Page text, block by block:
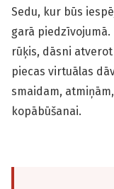
Sedu, kur būs
garā
rūķis, dāsni
piecas virtuālas
smaidam,
kopābūšanai.